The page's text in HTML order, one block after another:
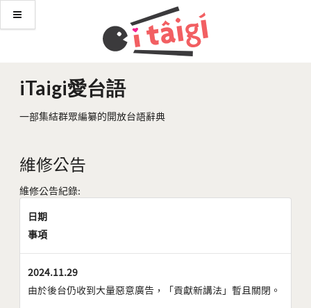
iTaigi愛台語
一部集結群眾編纂的開放台語辭典
維修公告
維修公告紀錄:
日期
事項
2024.11.29
由於後台仍收到大量惡意廣告，「貢獻新講法」暫且關閉。